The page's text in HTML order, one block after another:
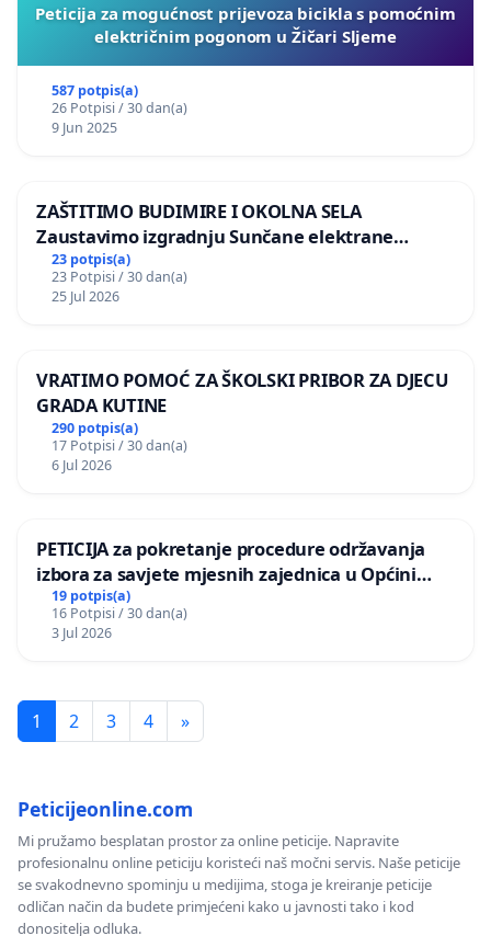
Peticija za mogućnost prijevoza bicikla s pomoćnim
električnim pogonom u Žičari Sljeme
587 potpis(a)
26 Potpisi / 30 dan(a)
9 Jun 2025
ZAŠTITIMO BUDIMIRE I OKOLNA SELA
Zaustavimo izgradnju Sunčane elektrane
Vedrine na području Ugljana
23 potpis(a)
23 Potpisi / 30 dan(a)
25 Jul 2026
VRATIMO POMOĆ ZA ŠKOLSKI PRIBOR ZA DJECU
GRADA KUTINE
290 potpis(a)
17 Potpisi / 30 dan(a)
6 Jul 2026
PETICIJA za pokretanje procedure održavanja
izbora za savjete mjesnih zajednica u Općini
Bugojno
19 potpis(a)
16 Potpisi / 30 dan(a)
3 Jul 2026
1 2 3 4 »
Peticijeonline.com
Mi pružamo besplatan prostor za online peticije. Napravite
profesionalnu online peticiju koristeći naš močni servis. Naše peticije
se svakodnevno spominju u medijima, stoga je kreiranje peticije
odličan način da budete primjećeni kako u javnosti tako i kod
donositelja odluka.